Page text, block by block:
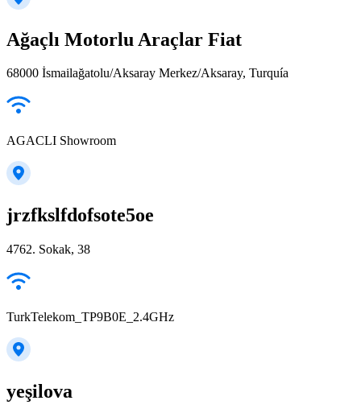
Ağaçlı Motorlu Araçlar Fiat
68000 İsmailağatolu/Aksaray Merkez/Aksaray, Turquía
AGACLI Showroom
jrzfkslfdofsote5oe
4762. Sokak, 38
TurkTelekom_TP9B0E_2.4GHz
yeşilova